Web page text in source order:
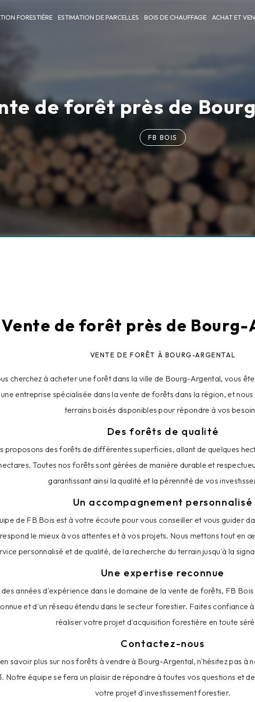
FORESTIÈRE ESTIMATION DE PARCELLES BOIS DE CHAUFFAGE ACHAT ET
de forêt près de
FB BOIS
Vente de forêt près de
VENTE DE FORÊT À BOURG-ARGENTAL
cherchez à acheter une forêt dans la ville de Bourg-Argental, vous
entreprise spécialisée dans la vente de forêts dans la région, et
terrains boisés disponibles pour répondre à vos
Des forêts de qualité
proposons des forêts de différentes superficies, allant de quelques
Toutes nos forêts sont gérées de manière durable et
garantissant ainsi la qualité et la pérennité de vos
Un accompagnement personnalisé
de FB Bois est à votre écoute pour vous conseiller et vous guider
le mieux à vos attentes et à vos projets. Nous mettons tout en
personnalisé et de qualité, de la recherche du terrain jusqu'à la
Une expertise reconnue
années d'expérience dans le domaine de la vente de forêts, FB
et d'un réseau étendu dans le secteur forestier. Faites confiance
réaliser votre projet d'acquisition forestière en toute
Contactez-nous
savoir plus sur nos forêts à vendre à Bourg-Argental, n'hésitez pas à
Notre équipe se fera un plaisir de répondre à toutes vos questions et
votre projet d'investissement forestier.